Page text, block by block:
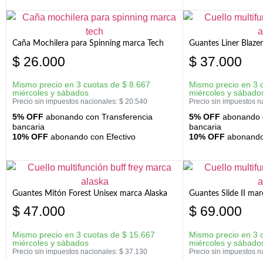
Caña Mochilera para Spinning marca Tech
$ 26.000
Mismo precio en 3 cuotas de $ 8.667
miércoles y sábados
Precio sin impuestos nacionales: $ 20.540
5% OFF abonando con Transferencia
bancaria
10% OFF abonando con Efectivo
Guantes Liner
$ 37.000
Mismo precio en 3
miércoles y
Precio sin impuestos
5% OFF abonando
bancaria
10% OFF
Guantes Mitón Forest Unisex marca Alaska
$ 47.000
Mismo precio en 3 cuotas de $ 15.667
miércoles y sábados
Precio sin impuestos nacionales: $ 37.130
Guantes Slide II
$ 69.000
Mismo precio en 3
miércoles y
Precio sin impuestos